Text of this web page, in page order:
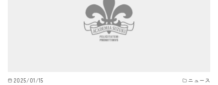
2025/01/15 ニュース